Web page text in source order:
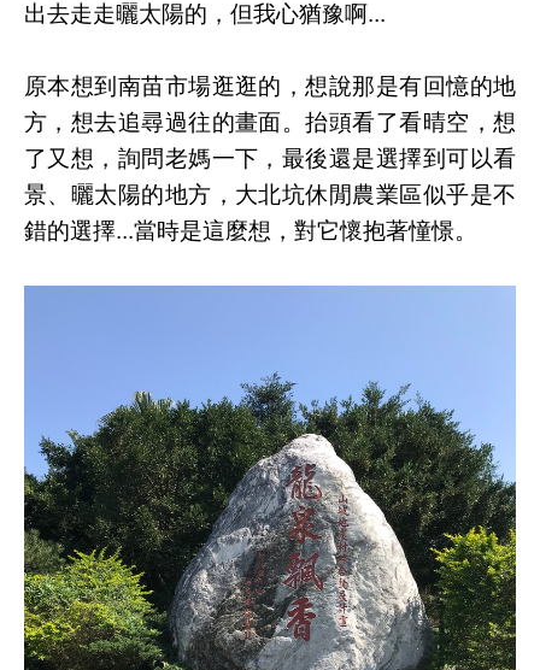
出去走走曬太陽的，但我心猶豫啊...
原本想到南苗市場逛逛的，想說那是有回憶的地
方，想去追尋過往的畫面。抬頭看了看晴空，想
了又想，詢問老媽一下，最後還是選擇到可以看
景、曬太陽的地方，大北坑休閒農業區似乎是不
錯的選擇...當時是這麼想，對它懷抱著憧憬。